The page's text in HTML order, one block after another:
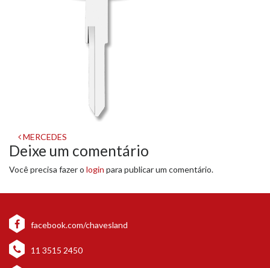
Navegação
de
post
MERCEDES
Deixe um comentário
Você precisa fazer o login para publicar um comentário.
facebook.com/chavesland
11 3515 2450